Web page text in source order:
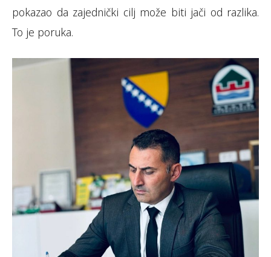
pokazao da zajednički cilj može biti jači od razlika.
To je poruka.